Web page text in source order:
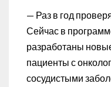
— Раз в год
Сейчас в
разработаны
пациенты с
сосудистыми